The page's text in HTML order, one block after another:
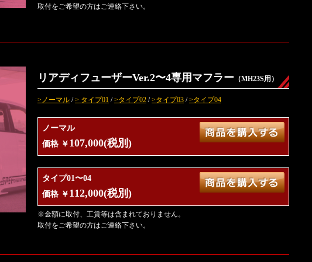
取付をご希望の方はご連絡下さい。
リアディフューザーVer.2〜4専用マフラー （MH23S用）
>ノーマル /> タイプ01 />タイプ02 />タイプ03 />タイプ04
ノーマル
価格 ￥ 107,000(税別)
タイプ01〜04
価格 ￥ 112,000(税別)
※金額に取付、工賃等は含まれておりません。
取付をご希望の方はご連絡下さい。